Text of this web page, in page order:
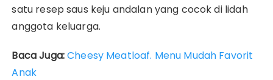
satu resep saus keju andalan yang cocok di lidah
anggota keluarga.
Baca Juga:Cheesy Meatloaf. Menu Mudah Favorit
Anak